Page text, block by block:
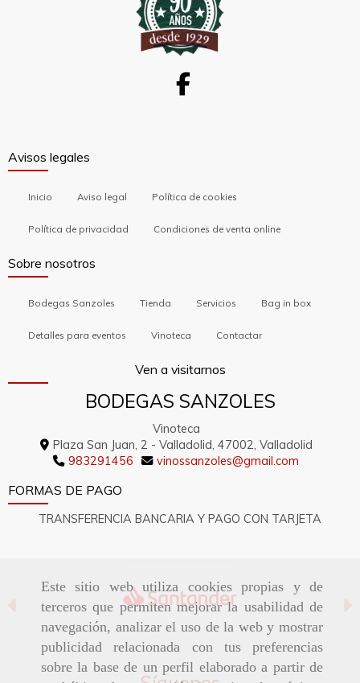
Este sitio web utiliza cookies propias y de
terceros que permiten mejorar la usabilidad de
navegación, analizar el uso de la web y mostrar
publicidad relacionada con tus preferencias
sobre la base de un perfil elaborado a partir de
Avisos legales
Inicio Aviso legal Política de cookies
Política de privacidad Condiciones de venta online
Sobre nosotros
Bodegas Sanzoles Tienda Servicios Bag in box
Detalles para eventos Vinoteca Contactar
Ven a visitarnos
BODEGAS SANZOLES
Vinoteca
Plaza San Juan, 2 - Valladolid, 47002, Valladolid
983291456
vinossanzoles gmail.com
FORMAS DE PAGO
TRANSFERENCIA BANCARIA Y PAGO CON TARJETA
Anterior